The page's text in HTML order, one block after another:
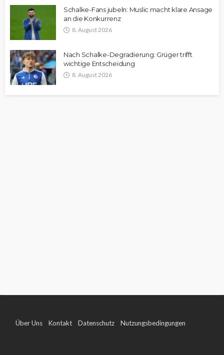
Schalke-Fans jubeln: Muslic macht klare Ansage
an die Konkurrenz
8. August 2026
Nach Schalke-Degradierung: Grüger trifft
wichtige Entscheidung
8. August 2026
Über Uns Kontakt Datenschutz Nutzungsbedingungen